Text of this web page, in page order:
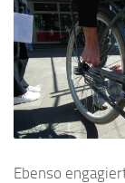
Ebenso